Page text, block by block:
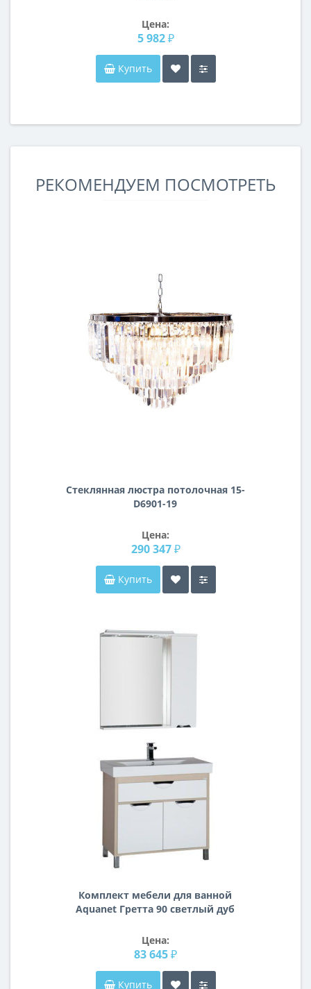
Цена:
5 982 ₽
Купить
РЕКОМЕНДУЕМ ПОСМОТРЕТЬ
Стеклянная люстра потолочная 15-
D6901-19
Цена:
290 347 ₽
Купить
Комплект мебели для ванной
Aquanet Гретта 90 светлый дуб
Цена:
83 645 ₽
Купить